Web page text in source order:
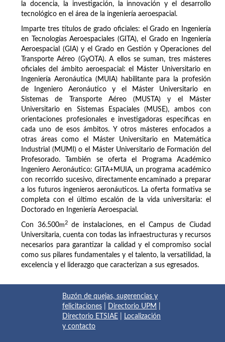
la docencia, la investigación, la innovación y el desarrollo
tecnológico en el área de la ingeniería aeroespacial.
Imparte tres títulos de grado oficiales: el Grado en Ingeniería
en Tecnologías Aeroespaciales (GITA), el Grado en Ingeniería
Aeroespacial (GIA) y el Grado en Gestión y Operaciones del
Transporte Aéreo (GyOTA). A ellos se suman, tres másteres
oficiales del ámbito aeroespacial: el Máster Universitario en
Ingeniería Aeronáutica (MUIA) habilitante para la profesión
de Ingeniero Aeronáutico y el Máster Universitario en
Sistemas de Transporte Aéreo (MUSTA) y el Máster
Universitario en Sistemas Espaciales (MUSE), ambos con
orientaciones profesionales e investigadoras específicas en
cada uno de esos ámbitos. Y otros másteres enfocados a
otras áreas como el Máster Universitario en Matemática
Industrial (MUMI) o el Máster Universitario de Formación del
Profesorado. También se oferta el Programa Académico
Ingeniero Aeronáutico: GITA+MUIA, un programa académico
con recorrido sucesivo, directamente encaminado a preparar
a los futuros ingenieros aeronáuticos. La oferta formativa se
completa con el último escalón de la vida universitaria: el
Doctorado en Ingeniería Aeroespacial.
Con 36.500m2
de instalaciones, en el Campus de Ciudad
Universitaria, cuenta con todas las infraestructuras y recursos
necesarios para garantizar la calidad y el compromiso social
como sus pilares fundamentales y el talento, la versatilidad, la
excelencia y el liderazgo que caracterizan a sus egresados.
Buzón de quejas, sugerencias y
felicitaciones
Directorio UPM
Directorio ETSIAE
Localización
y contacto